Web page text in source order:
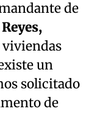
de
un
solicitado
de